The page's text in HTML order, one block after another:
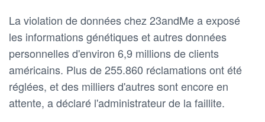
La violation de données chez 23andMe a exposé
les informations génétiques et autres données
personnelles d'environ 6,9 millions de clients
américains. Plus de 255.860 réclamations ont été
réglées, et des milliers d'autres sont encore en
attente, a déclaré l'administrateur de la faillite.